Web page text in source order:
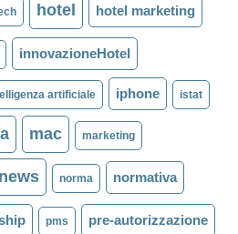
hotel hotel marketing
innovazioneHotel
artificiale iphone istat
mac marketing
news norma normativa
pms pre-autorizzazione